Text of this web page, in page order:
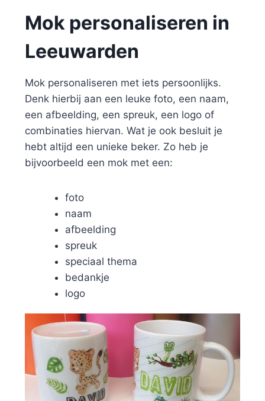
Mok personaliseren in
Leeuwarden
Mok personaliseren met iets persoonlijks.
Denk hierbij aan een leuke foto, een naam,
een afbeelding, een spreuk, een logo of
combinaties hiervan. Wat je ook besluit je
hebt altijd een unieke beker. Zo heb je
bijvoorbeeld een mok met een:
foto
naam
afbeelding
spreuk
speciaal thema
bedankje
logo